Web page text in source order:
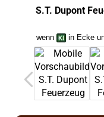
S.T. Dupont
wenn in Ecke